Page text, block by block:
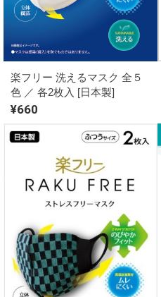
楽フリー 洗えるマスク 全５
色 ／ 各2枚入 [日本製]
¥660